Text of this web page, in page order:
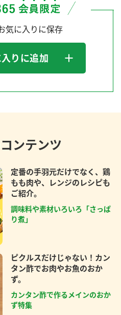
気に入りに保存
りに追加
ンテンツ
定番の手羽元だけでなく、鶏
もも肉や、レンジのレシピも
ご紹介。
調味料や素材いろいろ「さっぱ
り煮」
ピクルスだけじゃない！カン
タン酢でお肉やお魚のおか
ず。
カンタン酢で作るメインのおか
ず特集